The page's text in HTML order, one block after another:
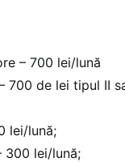
– 700 lei/lună
700 de lei tipul II
lei/lună;
300 lei/lună;